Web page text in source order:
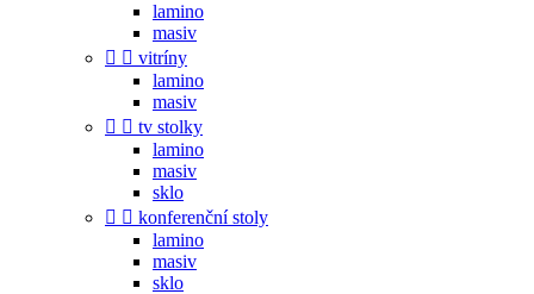
lamino
masiv
  vitríny
lamino
masiv
  tv stolky
lamino
masiv
sklo
  konferenční stoly
lamino
masiv
sklo